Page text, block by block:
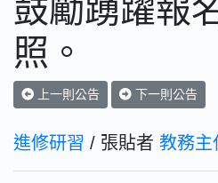
鼓勵踴躍報
照。
上一則公告 下一則公告
進修研習 / 張貼者 教務主